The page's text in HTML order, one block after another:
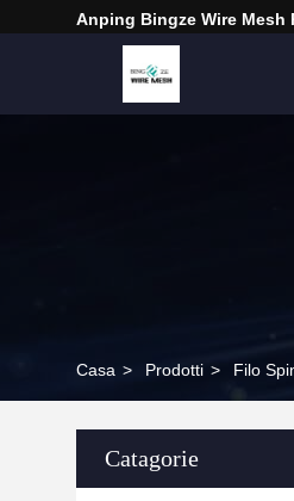
Anping Bingze Wire Mesh
Casa > Prodotti > Filo
Catagorie